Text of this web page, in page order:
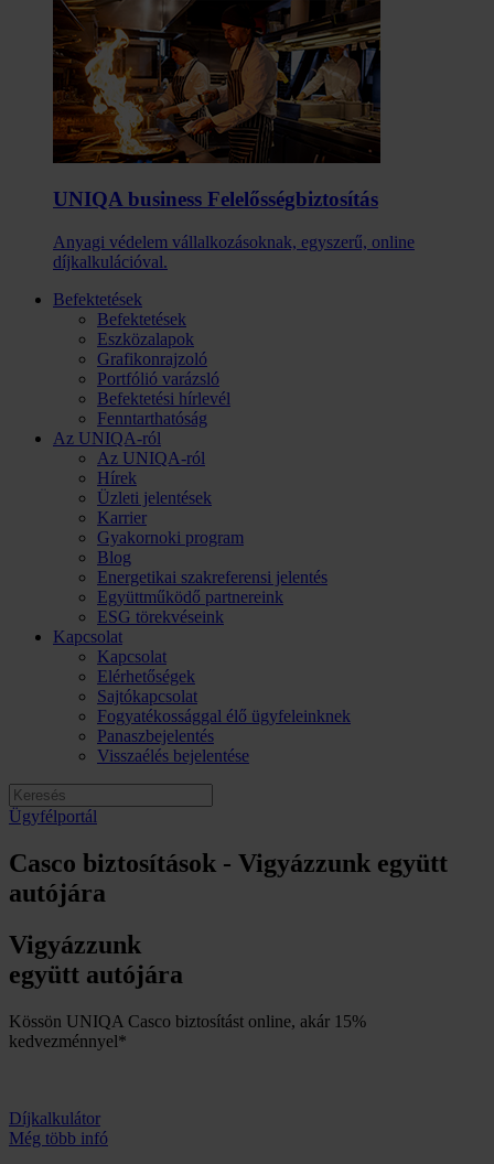
UNIQA business Felelősség­biztosítás
Anyagi védelem vállalkozásoknak, egyszerű, online
díjkalkulációval.
Befektetések
Befektetések
Eszközalapok
Grafikonrajzoló
Portfólió varázsló
Befektetési hírlevél
Fenntarthatóság
Az UNIQA-ról
Az UNIQA-ról
Hírek
Üzleti jelentések
Karrier
Gyakornoki program
Blog
Energetikai szakreferensi jelentés
Együttműködő partnereink
ESG törekvéseink
Kapcsolat
Kapcsolat
Elérhetőségek
Sajtókapcsolat
Fogyatékossággal élő ügyfeleinknek
Panaszbejelentés
Visszaélés bejelentése
Ügyfélportál
Casco biztosítások - Vigyázzunk együtt
autójára
Vigyázzunk
együtt autójára
Kössön UNIQA Casco biztosítást online, akár 15%
kedvezménnyel*
Díjkalkulátor
Még több infó